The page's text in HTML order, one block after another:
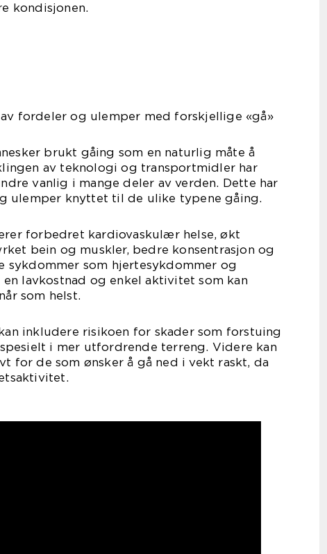
kondisjonen.
fordeler og ulemper med forskjellige «gå»
brukt gåing som en naturlig måte å
av teknologi og transportmidler har
vanlig i mange deler av verden. Dette har
ulemper knyttet til de ulike typene gåing.
forbedret kardiovaskulær helse, økt
bein og muskler, bedre konsentrasjon og
sykdommer som hjertesykdommer og
lavkostnad og enkel aktivitet som kan
som helst.
inkludere risikoen for skader som forstuing
i mer utfordrende terreng. Videre kan
for de som ønsker å gå ned i vekt raskt, da